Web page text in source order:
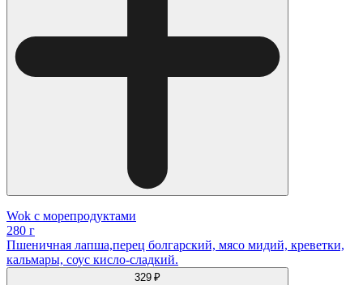
Wok с морепродуктами
280 г
Пшеничная лапша,перец болгарский, мясо мидий, креветки,
кальмары, соус кисло-сладкий.
329 ₽